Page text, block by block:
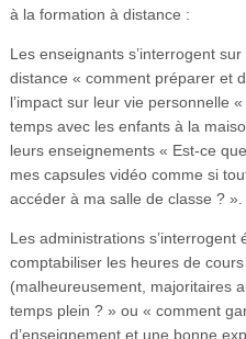
à la formation à distance :
Les enseignants s’interrogent
distance « comment préparer et
l’impact sur leur vie personnelle
temps avec les enfants à la
leurs enseignements « Est-ce
mes capsules vidéo comme si
accéder à ma salle de classe ? ».
Les administrations s’interrogent
comptabiliser les heures de
(malheureusement, majoritaires
temps plein ? » ou « comment
d’enseignement et une bonne